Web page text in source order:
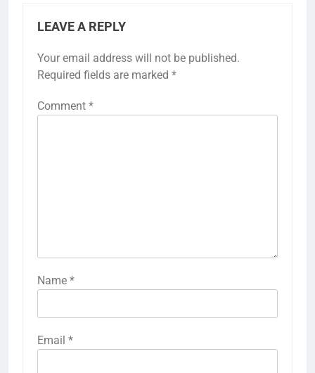
LEAVE A REPLY
Your email address will not be published.
Required fields are marked *
Comment *
Name *
Email *